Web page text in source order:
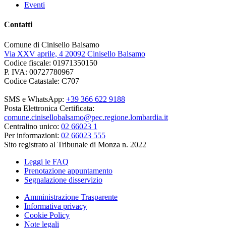
Eventi
Contatti
Comune di Cinisello Balsamo
Via XXV aprile, 4 20092 Cinisello Balsamo
Codice fiscale: 01971350150
P. IVA: 00727780967
Codice Catastale: C707
SMS e WhatsApp: +39 366 622 9188
Posta Elettronica Certificata:
comune.cinisellobalsamo@pec.regione.lombardia.it
Centralino unico: 02 66023 1
Per informazioni: 02 66023 555
Sito registrato al Tribunale di Monza n. 2022
Leggi le FAQ
Prenotazione appuntamento
Segnalazione disservizio
Amministrazione Trasparente
Informativa privacy
Cookie Policy
Note legali